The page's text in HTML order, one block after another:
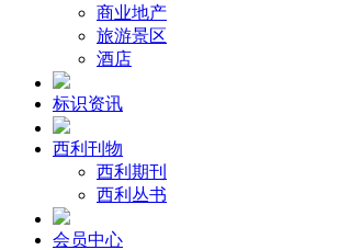
商业地产
旅游景区
酒店
标识资讯
西利刊物
西利期刊
西利丛书
会员中心